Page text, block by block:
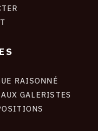
RAISONNÉ
GALERISTES